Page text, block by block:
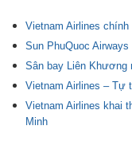
Vietnam Airlines
Sun PhuQuoc
Sân bay Liên
Vietnam Airlines – Tự
Vietnam Airlines khai
Minh